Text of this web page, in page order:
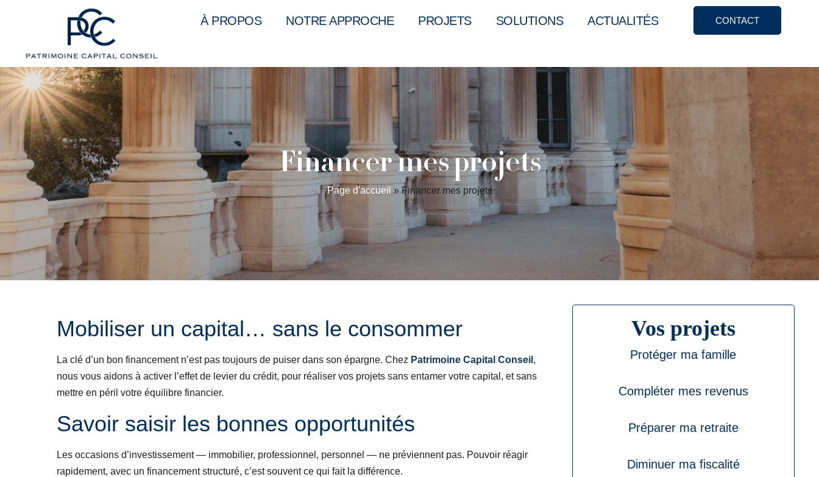
À PROPOS NOTRE APPROCHE PROJETS SOLUTIONS ACTUALITÉS CONTACT
Financer mes projets
Page d'accueil »Financer mes projets
Vos projets
Protéger ma famille
Compléter mes revenus
Préparer ma retraite
Diminuer ma fiscalité
Mobiliser un capital… sans le consommer
La clé d’un bon financement n’est pas toujours de puiser dans son épargne. Chez Patrimoine Capital Conseil ,
nous vous aidons à activer l’effet de levier du crédit, pour réaliser vos projets sans entamer votre capital, et sans
mettre en péril votre équilibre financier.
Savoir saisir les bonnes opportunités
Les occasions d’investissement — immobilier, professionnel, personnel — ne préviennent pas. Pouvoir réagir
rapidement, avec un financement structuré, c’est souvent ce qui fait la différence.